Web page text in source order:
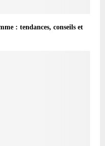
: tendances, conseils et